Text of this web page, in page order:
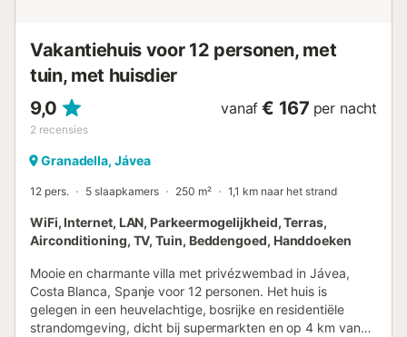
Vakantiehuis voor 12 personen, met
tuin, met huisdier
9,0
2 recensies
vanaf € 167 per nacht
Granadella, Jávea
12 pers. 5 slaapkamers 250 m² 1,1 km naar het strand
WiFi, Internet, LAN, Parkeermogelijkheid, Terras,
Airconditioning, TV, Tuin, Beddengoed, Handdoeken
Mooie en charmante villa met privézwembad in Jávea,
Costa Blanca, Spanje voor 12 personen. Het huis is
gelegen in een heuvelachtige, bosrijke en residentiële
strandomgeving, dicht bij supermarkten en op 4 km van